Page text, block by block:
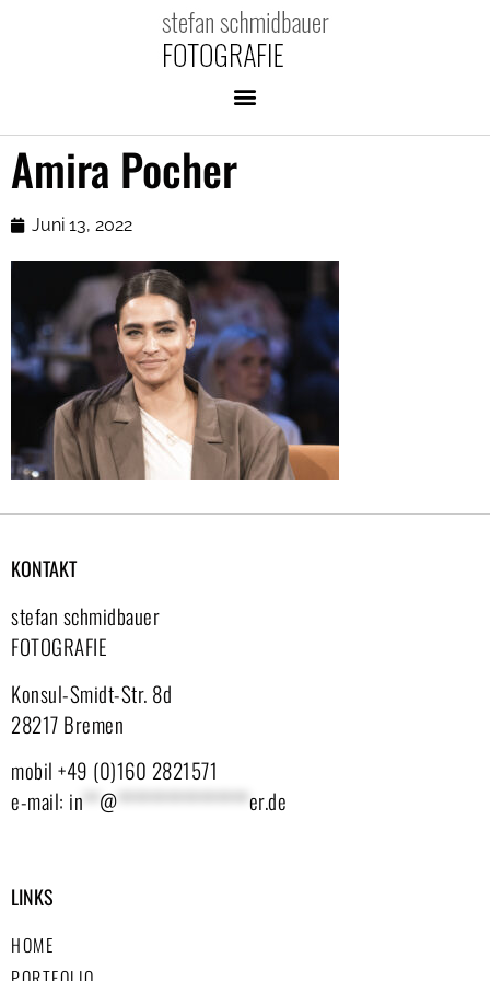
Amira Pocher
Juni 13, 2022
KONTAKT
stefan schmidbauer
FOTOGRAFIE
Konsul-Smidt-Str. 8d
28217 Bremen
mobil +49 (0)160 2821571
e-mail: in**@****************er.de
LINKS
HOME